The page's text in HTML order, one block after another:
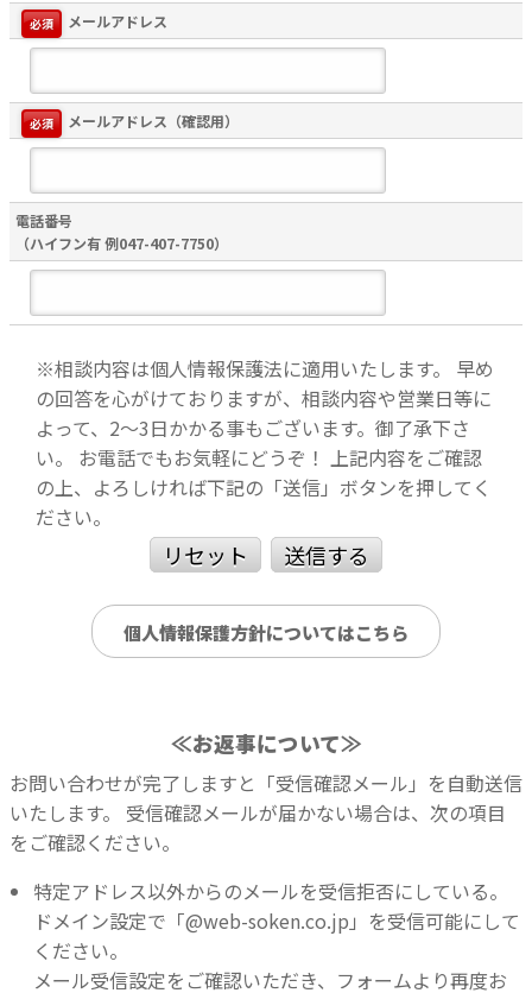
メールアドレス
必須
メールアドレス（確認用）
必須
電話番号
（ハイフン有 例047-407-7750）
※相談内容は個人情報保護法に適用いたします。
早め
の回答を心がけておりますが、相談内容や営業日等に
よって、2〜3日かかる事もございます。御了承下さ
い。
お電話でもお気軽にどうぞ！
上記内容をご確認
の上、よろしければ下記の「送信」ボタンを押してく
ださい。
リセット 送信する
個人情報保護方針についてはこちら
≪お返事について≫
お問い合わせが完了しますと「受信確認メール」を自動送信
いたします。
受信確認メールが届かない場合は、次の項目
をご確認ください。
特定アドレス以外からのメールを受信拒否にしている。
ドメイン設定で「@web-soken.co.jp」を受信可能にして
ください。
メール受信設定をご確認いただき、フォームより再度お